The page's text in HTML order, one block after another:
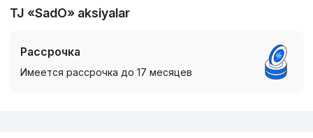
TJ «SadO» aksiyalar
Рассрочка
Имеется рассрочка до 17 месяцев